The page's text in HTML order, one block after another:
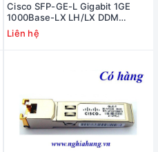
Cisco SFP-GE-L Gigabit 1GE
1000Base-LX LH/LX DDM
1310nm 10km #10-2144-01
Liên hệ